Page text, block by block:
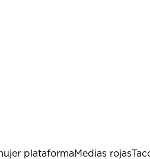
plataformaMedias rojas